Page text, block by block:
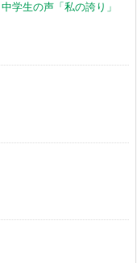
学生の声「私の誇り」